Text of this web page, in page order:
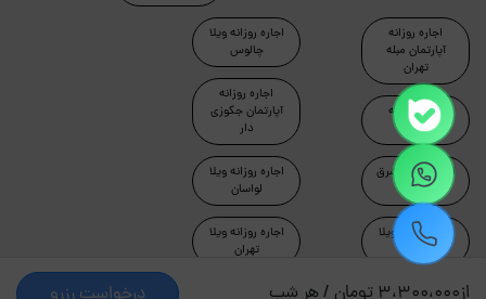
از3،300،000 تومان / هر شب
اجاره روزانه
آپارتمان مبله
تهران
اجاره روزانه
ماسال
اجاره روزانه شرق
تهران
اجاره روزانه ویلا
دماوند
اجاره روزانه ویلا
چالوس
اجاره روزانه
آپارتمان جکوزی
دار
اجاره روزانه ویلا
لواسان
اجاره روزانه ویلا
تهران